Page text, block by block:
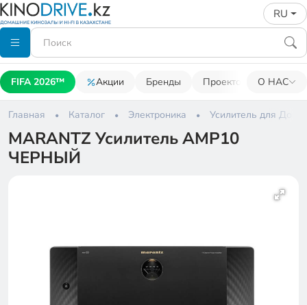
RU
FIFA 2026™ Акции Бренды Проекторы О НАС
Главная Каталог Электроника Усилитель для
MARANTZ Усилитель AMP10
ЧЕРНЫЙ